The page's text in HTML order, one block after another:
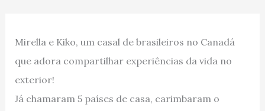
Mirella e Kiko, um casal de brasileiros no Canadá
que adora compartilhar experiências da vida no
exterior!
Já chamaram 5 países de casa, carimbaram o